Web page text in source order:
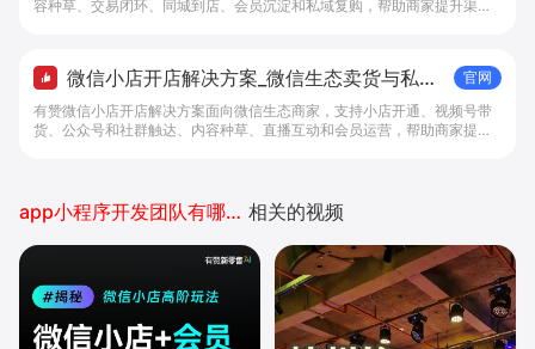
容种草、交易闭环、同城到店、会员沉淀和私域复购，帮助商家提升渠道
微信小店开店解决方案_微信生态卖货与私域
经营 - 做生意, 找有赞
官网
有赞微信小店开店解决方案面向微信生态商家，支持小店开通、视频号带
货、公众号和社群触达、内容种草、直播互动和会员运营，帮助商家提升
app小程序开发团队有哪些公司 相关的视频